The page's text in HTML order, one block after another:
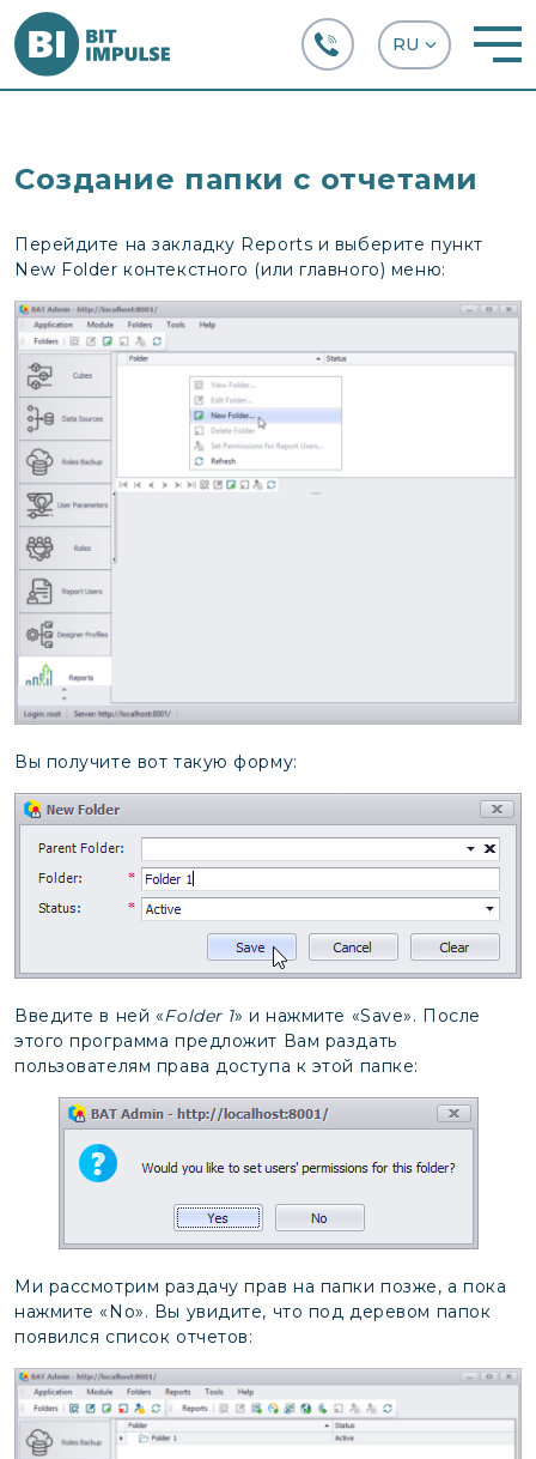
Создание папки с отчетами
Перейдите на закладку Reports и выберите пункт
New Folder контекстного (или главного) меню:
Вы получите вот такую форму:
Введите в ней «Folder 1» и нажмите «Save». После
этого программа предложит Вам раздать
пользователям права доступа к этой папке:
Ми рассмотрим раздачу прав на папки позже, а пока
нажмите «No». Вы увидите, что под деревом папок
появился список отчетов: